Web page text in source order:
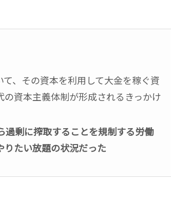
、その資本を利用して大金を稼ぐ資
資本主義体制が形成されるきっかけ
過剰に搾取することを規制する労働
たい放題の状況だった